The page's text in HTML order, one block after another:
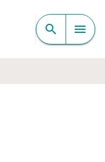
CONTENU
search menu